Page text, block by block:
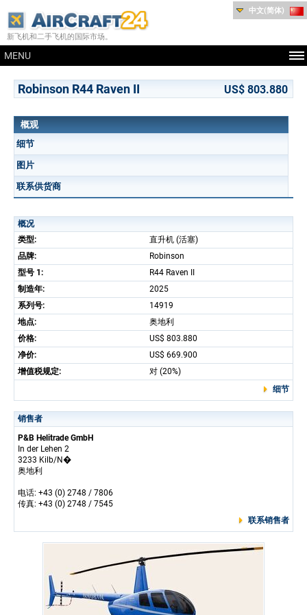
新飞机和二手飞机的国际市场。
MENU
中文(简体)
Robinson R44 Raven II US$ 803.880
概观
细节
图片
联系供货商
概况
类型:
直升机 (活塞)
品牌:
Robinson
型号 1:
R44 Raven II
制造年:
2025
系列号:
14919
地点:
奥地利
价格:
US$ 803.880
净价:
US$ 669.900
增值税规定:
对 (20%)
细节
销售者
P&B Helitrade GmbH
In der Lehen 2
3233 Kilb/N�
奥地利
电话: +43 (0) 2748 / 7806
传真: +43 (0) 2748 / 7545
联系销售者